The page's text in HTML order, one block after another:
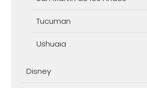
Tucuman
Ushuaia
Disney